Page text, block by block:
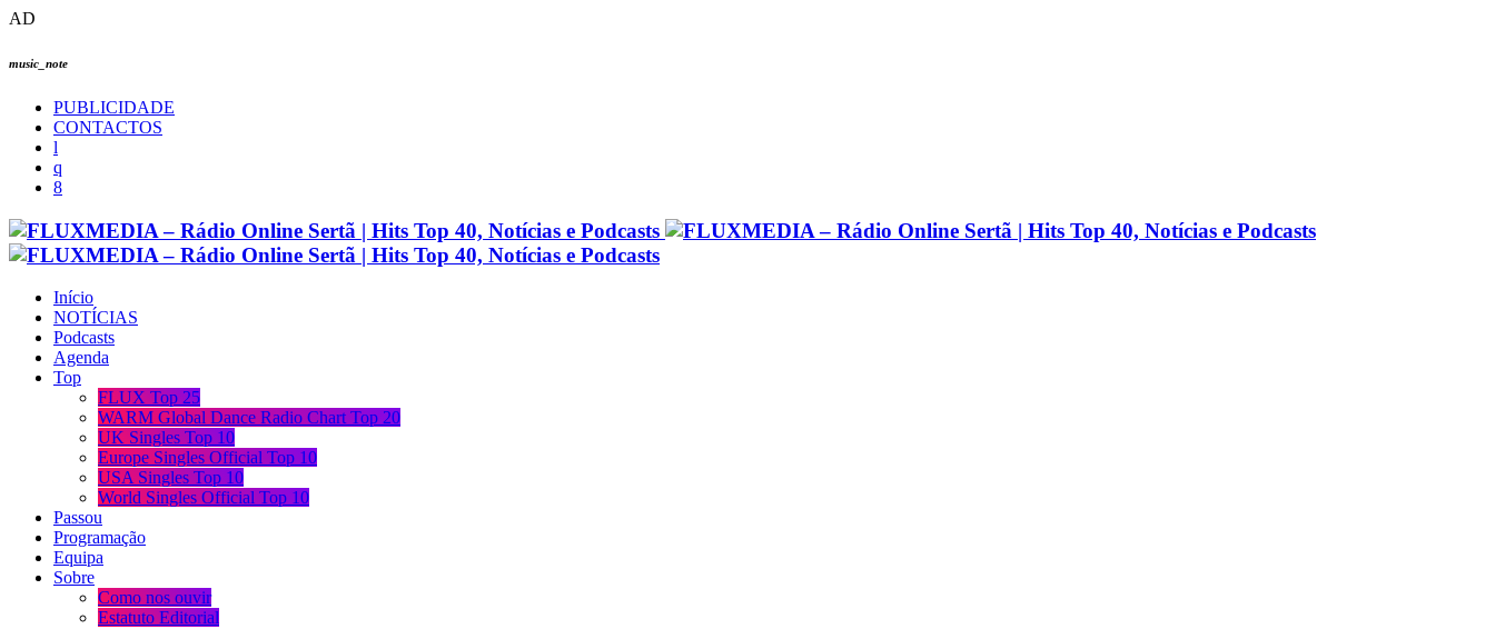
AD
music_note
PUBLICIDADE
CONTACTOS
Início
NOTÍCIAS
Podcasts
Agenda
Top
FLUX Top 25
WARM Global Dance Radio Chart Top 20
UK Singles Top 10
Europe Singles Official Top 10
USA Singles Top 10
World Singles Official Top 10
Passou
Programação
Equipa
Sobre
Como nos ouvir
Estatuto Editorial